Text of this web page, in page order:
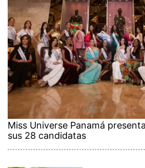
Miss Universe Panamá
sus 28 candidatas